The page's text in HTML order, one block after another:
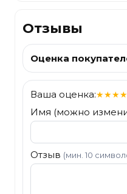
Отзывы
Оценка
Ваша оценка:★★★★
Имя (можно
Отзыв (мин. 10